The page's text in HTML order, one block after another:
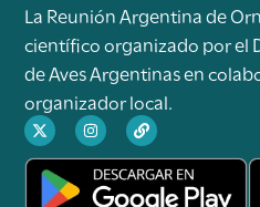
La Reunión Argentina de
científico organizado por el
de Aves Argentinas en
organizador local.